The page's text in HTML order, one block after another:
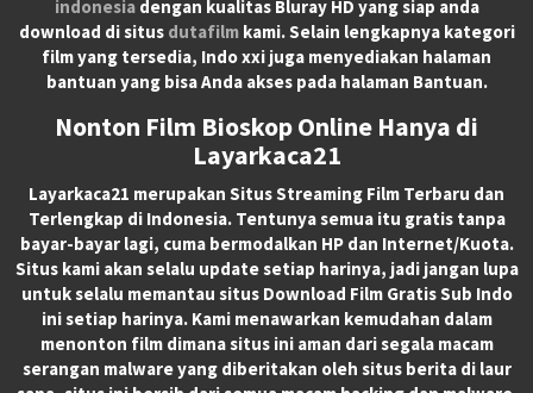
indonesiadengan kualitas Bluray HD yang siap anda
download di situs dutafilmkami. Selain lengkapnya kategori
film yang tersedia, Indo xxi juga menyediakan halaman
bantuan yang bisa Anda akses pada halaman Bantuan.
Nonton Film Bioskop Online Hanya di
Layarkaca21
Layarkaca21 merupakan Situs Streaming Film Terbaru dan
Terlengkap di Indonesia. Tentunya semua itu gratis tanpa
bayar-bayar lagi, cuma bermodalkan HP dan Internet/Kuota.
Situs kami akan selalu update setiap harinya, jadi jangan lupa
untuk selalu memantau situs Download Film Gratis Sub Indo
ini setiap harinya. Kami menawarkan kemudahan dalam
menonton film dimana situs ini aman dari segala macam
serangan malware yang diberitakan oleh situs berita di laur